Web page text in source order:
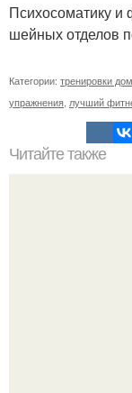
Психосоматику
шейных отделов
Категории: тренировки
упражнения лучший
Читайте также